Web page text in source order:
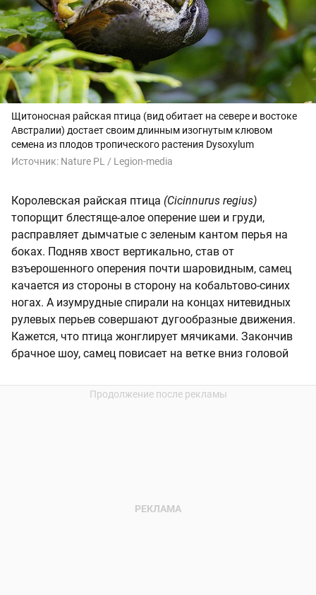
Щитоносная райская птица (вид обитает на севере и востоке
Австралии) достает своим длинным изогнутым клювом
семена из плодов тропического растения Dysoxylum
Источник: Nature PL / Legion-media
Королевская райская птица (Cicinnurus regius)
топорщит блестяще-алое оперение шеи и груди,
расправляет дымчатые с зеленым кантом перья на
боках. Подняв хвост вертикально, став от
взъерошенного оперения почти шаровидным, самец
качается из стороны в сторону на кобальтово-синих
ногах. А изумрудные спирали на концах нитевидных
рулевых перьев совершают дугообразные движения.
Кажется, что птица жонглирует мячиками. Закончив
брачное шоу, самец повисает на ветке вниз головой